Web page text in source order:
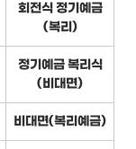
회전식 정기예금
(복리)
정기예금 복리식
(비대면)
비대면(복리예금)